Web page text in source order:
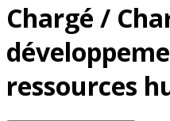
Chargé /
ressources